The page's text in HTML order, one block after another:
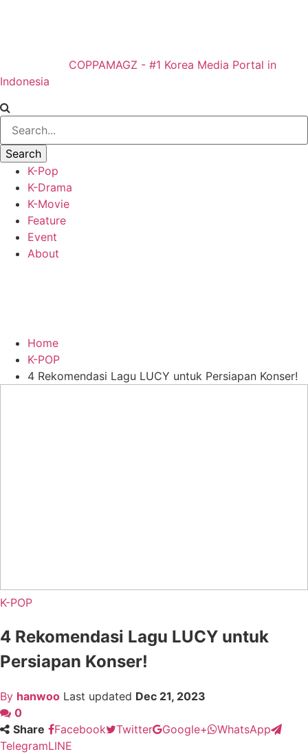
COPPAMAGZ - #1 Korea Media Portal in
Indonesia
K-Pop
K-Drama
K-Movie
Feature
Event
About
Home
K-POP
4 Rekomendasi Lagu LUCY untuk Persiapan Konser!
K-POP
4 Rekomendasi Lagu LUCY untuk
Persiapan Konser!
By hanwoo Last updated Dec 21, 2023
0
Share
Facebook Twitter Google+
WhatsApp
TelegramLINE